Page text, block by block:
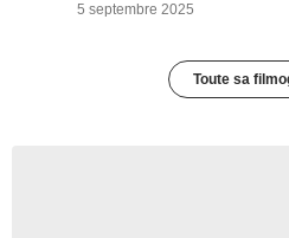
5 septembre 2025
Toute sa